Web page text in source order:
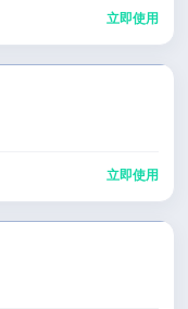
立即使用
立即使用